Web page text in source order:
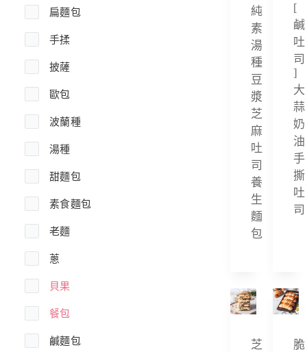
扁麵包
手揉
披薩
歐包
波蘭種
湯種
甜麵包
素食麵包
老麵
蔥
貝果
餐包
鹹麵包
純
素
湯
種
豆
漿
芝
麻
吐
司
養
生
麵
包
[
鹹
吐
司
]
大
蒜
奶
油
手
撕
吐
司
芝
脆